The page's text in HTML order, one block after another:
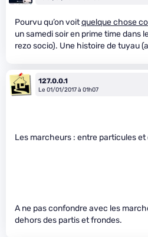
Pourvu qu’on voitquelque chose
un samedi soir en prime time dans
rezo socio). Une histoire de tuyau
127.0.0.1
Le 01/01/2017 à 01h07
Les marcheurs : entre particules et
A ne pas confondre avec les
dehors des partis et frondes.